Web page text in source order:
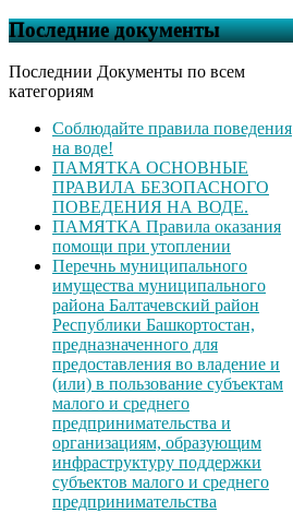
Последние документы
Последнии Документы по всем
категориям
Соблюдайте правила поведения
на воде!
ПАМЯТКА ОСНОВНЫЕ
ПРАВИЛА БЕЗОПАСНОГО
ПОВЕДЕНИЯ НА ВОДЕ.
ПАМЯТКА Правила оказания
помощи при утоплении
Перечнь муниципального
имущества муниципального
района Балтачевский район
Республики Башкортостан,
предназначенного для
предоставления во владение и
(или) в пользование субъектам
малого и среднего
предпринимательства и
организациям, образующим
инфраструктуру поддержки
субъектов малого и среднего
предпринимательства